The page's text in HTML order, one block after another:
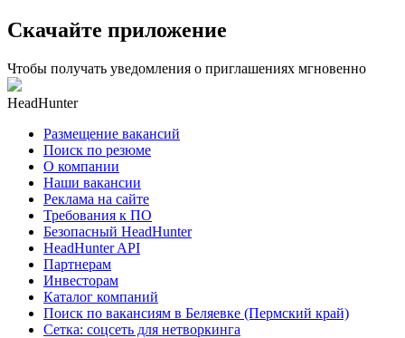
Скачайте приложение
Чтобы получать уведомления о приглашениях мгновенно
HeadHunter
Размещение вакансий
Поиск по резюме
О компании
Наши вакансии
Реклама на сайте
Требования к ПО
Безопасный HeadHunter
HeadHunter API
Партнерам
Инвесторам
Каталог компаний
Поиск по вакансиям в Беляевке (Пермский край)
Сетка: соцсеть для нетворкинга